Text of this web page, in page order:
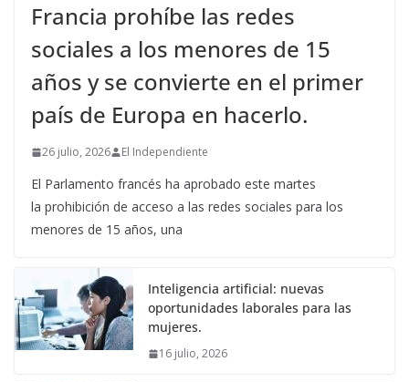
Francia prohíbe las redes
sociales a los menores de 15
años y se convierte en el primer
país de Europa en hacerlo.
26 julio, 2026 El Independiente
El Parlamento francés ha aprobado este martes
la prohibición de acceso a las redes sociales para los
menores de 15 años, una
Inteligencia artificial: nuevas
oportunidades laborales para las
mujeres.
16 julio, 2026